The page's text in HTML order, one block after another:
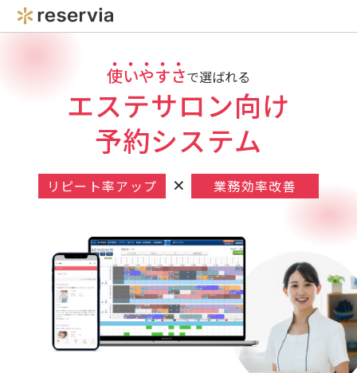
使いやすさで選ばれる
エステサロン向け
予約システム
リピート率アップ × 業務効率改善